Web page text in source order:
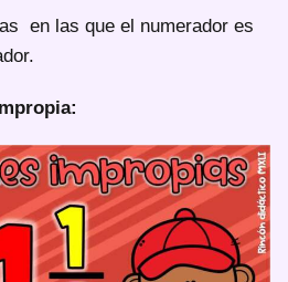
en las que el numerador es